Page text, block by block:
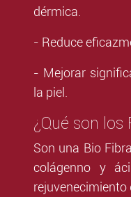
dérmica.
- Reduce
- Mejorar
la piel.
¿Qué son los
Son una Bio
colágenno y
rejuvenecimiento